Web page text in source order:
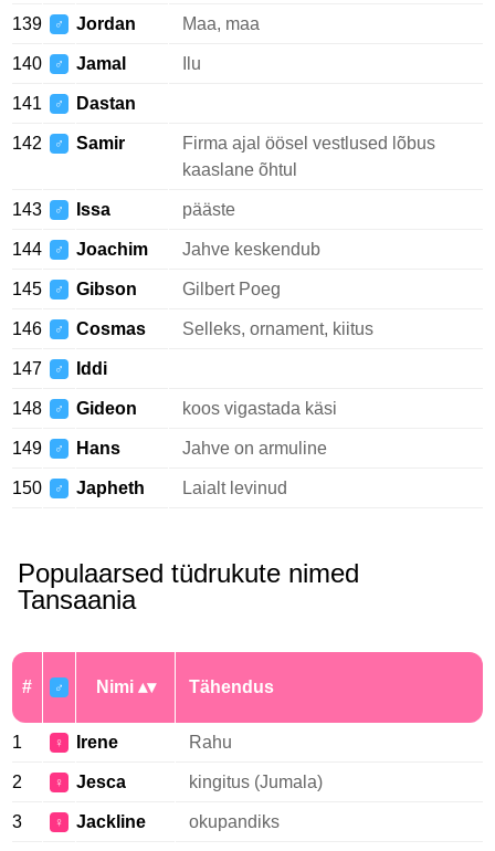
139 ♂ Jordan Maa, maa
140 ♂ Jamal Ilu
141 ♂ Dastan
142 ♂ Samir
Firma ajal öösel vestlused lõbus
kaaslane õhtul
143 ♂ Issa pääste
144 ♂ Joachim Jahve keskendub
145 ♂ Gibson Gilbert Poeg
146 ♂ Cosmas Selleks, ornament, kiitus
147 ♂ Iddi
148 ♂ Gideon koos vigastada käsi
149 ♂ Hans Jahve on armuline
150 ♂ Japheth Laialt levinud
Populaarsed tüdrukute nimed
Tansaania
# ♂ Nimi Tähendus
1 ♀ Irene Rahu
2 ♀ Jesca kingitus (Jumala)
3 ♀ Jackline okupandiks